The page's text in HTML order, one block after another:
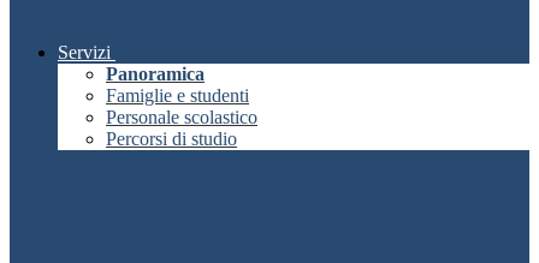
Servizi
Panoramica
Famiglie e studenti
Personale scolastico
Percorsi di studio